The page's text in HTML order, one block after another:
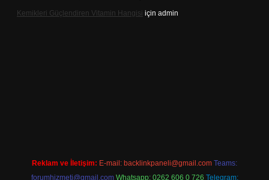
Kemikleri Güçlendiren Vitamin Hangisi için admin
Reklam ve İletişim: E-mail: backlinkpaneli@gmail.com Teams:
forumhizmeti@gmail.com Whatsapp: 0262 606 0 726 Telegram: